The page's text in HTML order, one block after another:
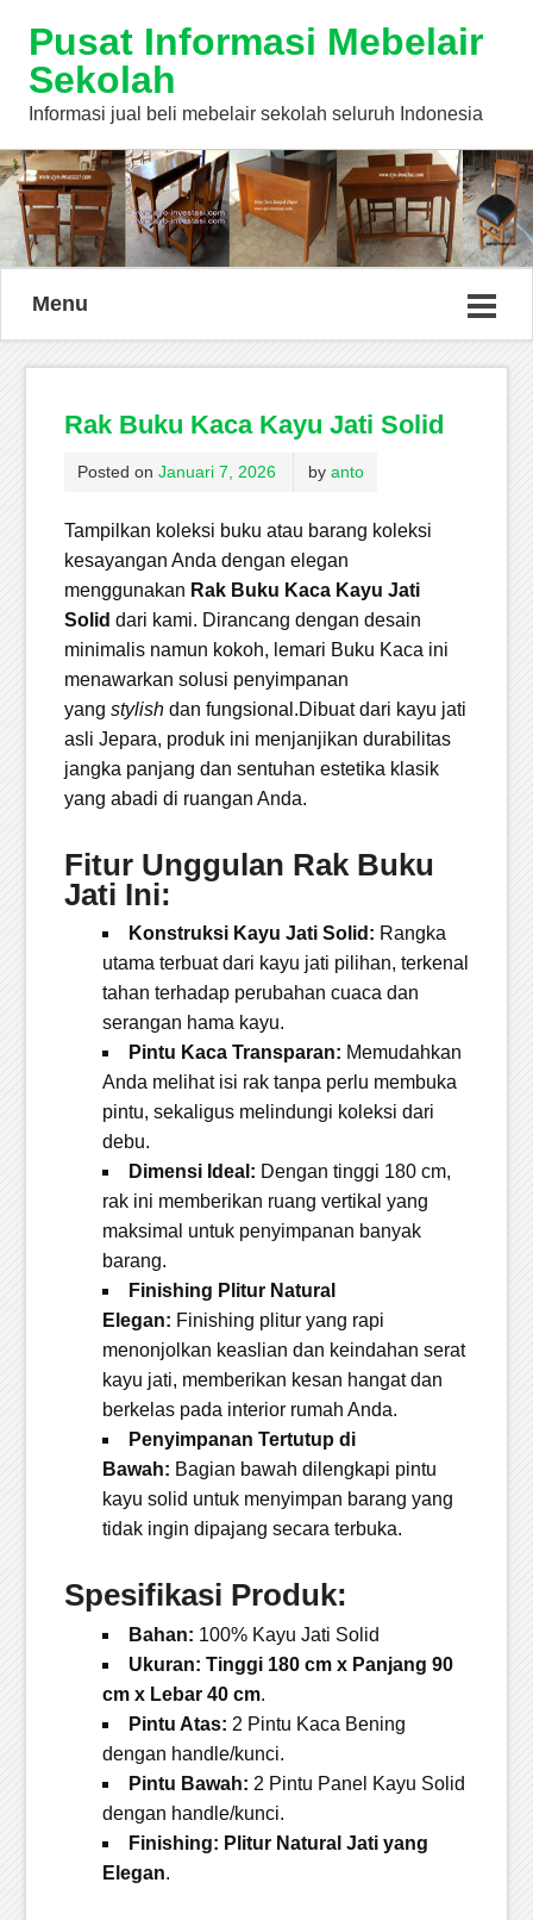
Pusat Informasi Mebelair
Sekolah
Informasi jual beli mebelair sekolah seluruh Indonesia
Menu
Rak Buku Kaca Kayu Jati Solid
Posted on Januari 7, 2026 by anto
Tampilkan koleksi buku atau barang koleksi
kesayangan Anda dengan elegan
menggunakan Rak Buku Kaca Kayu Jati
Solid dari kami. Dirancang dengan desain
minimalis namun kokoh, lemari Buku Kaca ini
menawarkan solusi penyimpanan
yang stylishdan fungsional.Dibuat dari kayu jati
asli Jepara, produk ini menjanjikan durabilitas
jangka panjang dan sentuhan estetika klasik
yang abadi di ruangan Anda.
Fitur Unggulan Rak Buku
Jati Ini:
Konstruksi Kayu Jati Solid: Rangka
utama terbuat dari kayu jati pilihan, terkenal
tahan terhadap perubahan cuaca dan
serangan hama kayu.
Pintu Kaca Transparan: Memudahkan
Anda melihat isi rak tanpa perlu membuka
pintu, sekaligus melindungi koleksi dari
debu.
Dimensi Ideal: Dengan tinggi 180 cm,
rak ini memberikan ruang vertikal yang
maksimal untuk penyimpanan banyak
barang.
Finishing Plitur Natural
Elegan: Finishing plitur yang rapi
menonjolkan keaslian dan keindahan serat
kayu jati, memberikan kesan hangat dan
berkelas pada interior rumah Anda.
Penyimpanan Tertutup di
Bawah: Bagian bawah dilengkapi pintu
kayu solid untuk menyimpan barang yang
tidak ingin dipajang secara terbuka.
Spesifikasi Produk:
Bahan: 100% Kayu Jati Solid
Ukuran: Tinggi 180 cm x Panjang 90
cm x Lebar 40 cm.
Pintu Atas: 2 Pintu Kaca Bening
dengan handle/kunci.
Pintu Bawah: 2 Pintu Panel Kayu Solid
dengan handle/kunci.
Finishing: Plitur Natural Jati yang
Elegan.